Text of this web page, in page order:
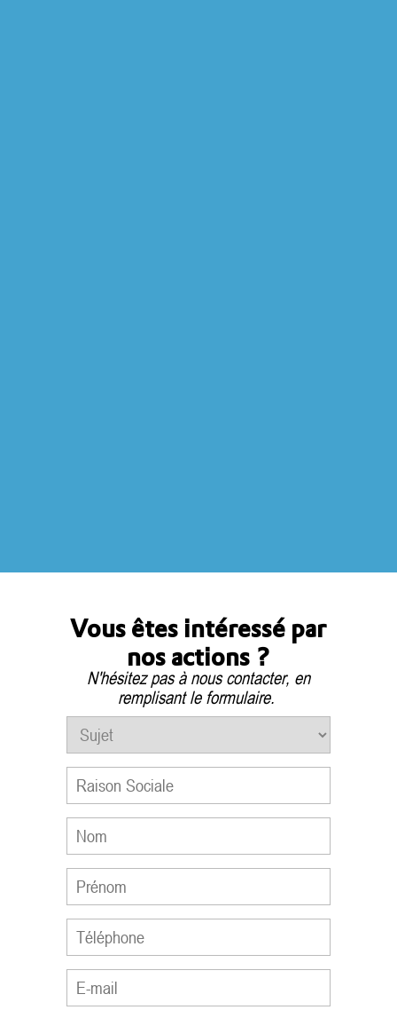
Vous êtes intéressé par
nos actions ?
N'hésitez pas à nous contacter, en
remplisant le formulaire.